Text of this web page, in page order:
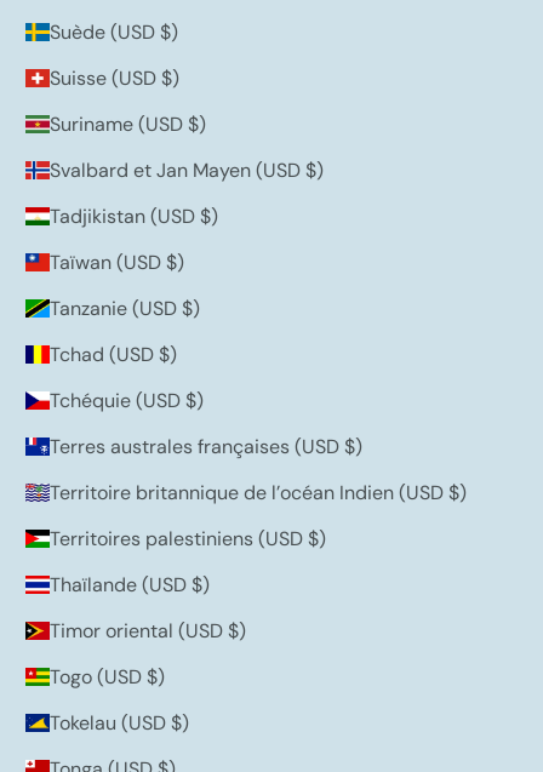
Suède (USD $)
Suisse (USD $)
Suriname (USD $)
Svalbard et Jan Mayen (USD $)
Tadjikistan (USD $)
Taïwan (USD $)
Tanzanie (USD $)
Tchad (USD $)
Tchéquie (USD $)
Terres australes françaises (USD $)
Territoire britannique de l’océan Indien (USD $)
Territoires palestiniens (USD $)
Thaïlande (USD $)
Timor oriental (USD $)
Togo (USD $)
Tokelau (USD $)